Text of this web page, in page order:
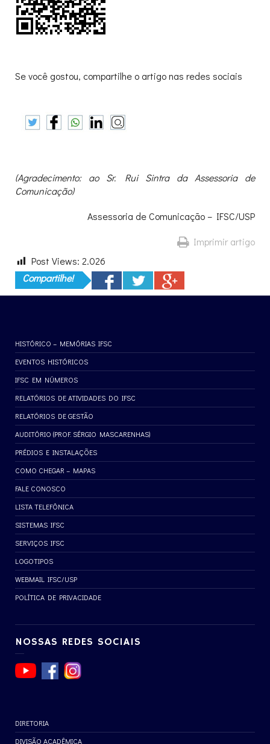
Se você gostou, compartilhe o artigo nas redes sociais
(Agradecimento: ao Sr. Rui Sintra da Assessoria de
Comunicação)
Assessoria de Comunicação – IFSC/USP
Imprimir artigo
Post Views: 2.026
Compartilhe!
HISTÓRICO – MEMÓRIAS IFSC
EVENTOS HISTÓRICOS
IFSC EM NÚMEROS
RELATÓRIOS DE ATIVIDADES DO IFSC
RELATÓRIOS DE GESTÃO
AUDITÓRIO (PROF. SÉRGIO MASCARENHAS)
PRÉDIOS E INSTALAÇÕES
COMO CHEGAR – MAPAS
FALE CONOSCO
LISTA TELEFÔNICA
SISTEMAS IFSC
SERVIÇOS IFSC
LOGOTIPOS
WEBMAIL IFSC/USP
POLÍTICA DE PRIVACIDADE
NOSSAS REDES SOCIAIS
DIRETORIA
DIVISÃO ACADÊMICA